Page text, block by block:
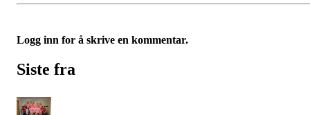
Logg inn for å skrive en kommentar.
Siste fra